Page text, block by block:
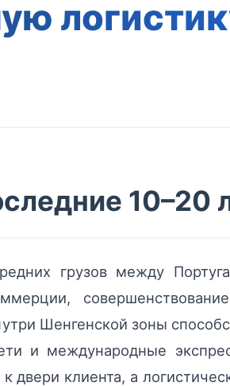
10–20
грузов между
Шенгенской зоны
и международные
клиента, а